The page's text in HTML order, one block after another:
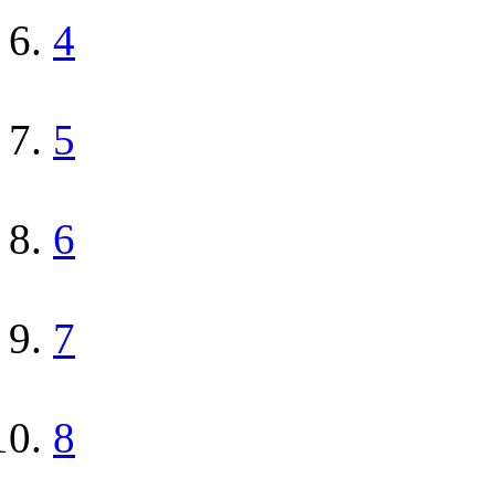
4
5
6
7
8